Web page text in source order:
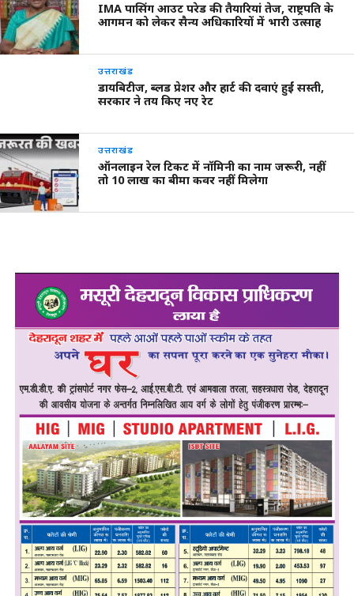
IMA पासिंग आउट परेड की तैयारियां तेज, राष्ट्रपति के
आगमन को लेकर सैन्य अधिकारियों में भारी उत्साह
उत्तराखंड
डायबिटीज, ब्लड प्रेशर और हार्ट की दवाएं हुईं सस्ती,
सरकार ने तय किए नए रेट
उत्तराखंड
ऑनलाइन रेल टिकट में नॉमिनी का नाम जरूरी, नहीं
तो 10 लाख का बीमा कवर नहीं मिलेगा